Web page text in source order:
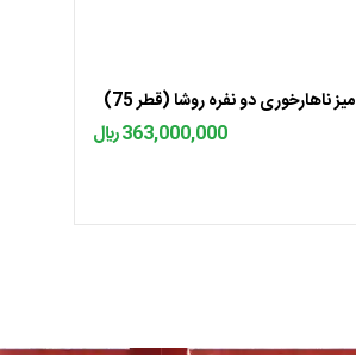
میز ناهارخوری دو نفره روشا (قطر 75)
363,000,000 ﷼